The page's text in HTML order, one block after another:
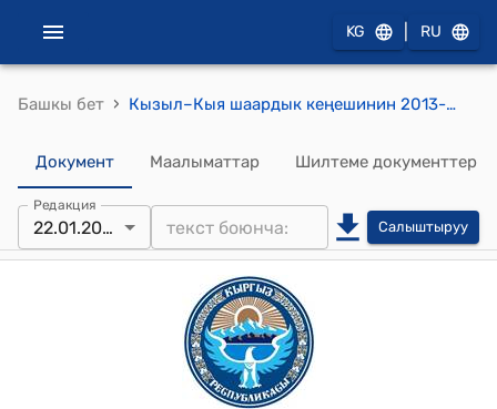
KG RU
Башкы бет › Кызыл–Кыя шаардык кеңешинин 2013-жылдын 22-январындагы № 2/5 "Кызыл–Кыя шаардык кеңешинин (V чакырылышы) түзүмүн түзүү, туруктуу комиссиялардын аталыштарын, сандык жана персоналдык курамдарын бекитүү жөнүндө" токтому
Документ Маалыматтар Шилтеме документтер
Редакция
22.01.2013 Салыштыруу